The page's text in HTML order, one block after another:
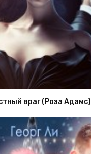
враг (Роза Адамс)